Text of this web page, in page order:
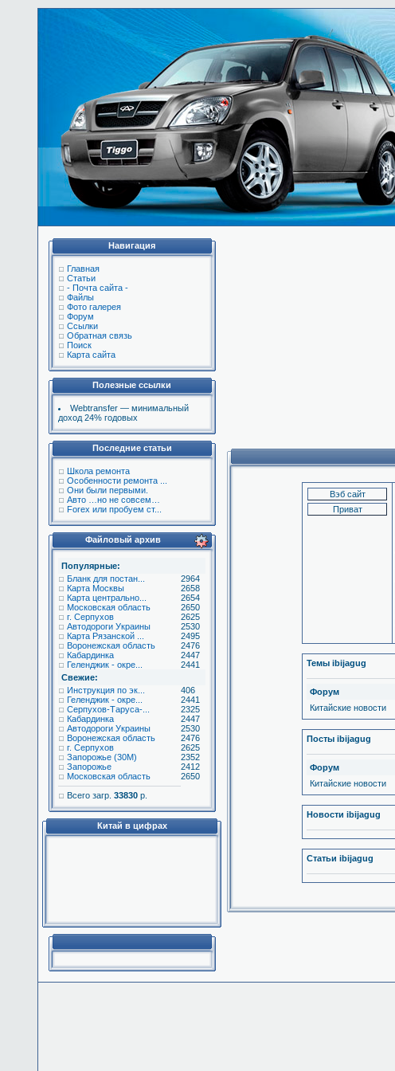
Навигация
Главная
Статьи
- Почта сайта -
Файлы
Фото галерея
Форум
Ссылки
Обратная связь
Поиск
Карта сайта
Полезные ссылки
Webtransfer — минимальный
доход 24% годовых
Последние статьи
Школа ремонта
Особенности ремонта ...
Они были первыми.
Авто …но не совсем…
Forex или пробуем ст...
Файловый архив
Популярные:
Бланк для постан...
2964
Карта Москвы
2658
Карта центрально...
2654
Московская область
2650
г. Серпухов
2625
Автодороги Украины
2530
Карта Рязанской ...
2495
Воронежская область
2476
Кабардинка
2447
Геленджик - окре...
2441
Свежие:
Инструкция по эк...
406
Геленджик - окре...
2441
Серпухов-Таруса-...
2325
Кабардинка
2447
Автодороги Украины
2530
Воронежская область
2476
г. Серпухов
2625
Запорожье (30М)
2352
Запорожье
2412
Московская область
2650
Всего загр. 33830 р.
Китай в цифрах
Темы ibijagug
Форум
Китайские новости
Посты ibijagug
Форум
Китайские новости
Новости ibijagug
Статьи ibijagug